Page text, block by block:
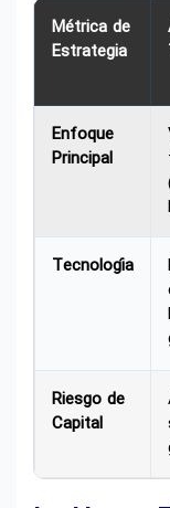
Métrica de
Estrategia
Enfoque
Principal
Tecnología
Riesgo de
Capital